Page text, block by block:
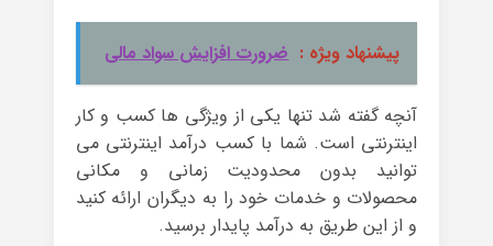
پیشنهاد ویژه : ضرورت افزایش سواد مالی
آنچه گفته شد تنها یکی از ویژگی ها کسب و کار
اینترنتی است. شما با کسب درآمد اینترنتی می
توانید بدون محدودیت زمانی و مکانی
محصولات و خدمات خود را به دیگران ارائه کنید
و از این طریق به درآمد پایدار برسید.